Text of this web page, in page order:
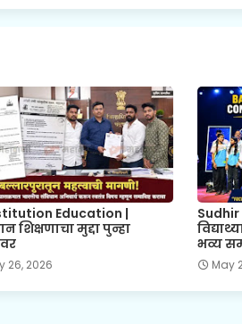
Education |
शिक्षणाचा मुद्दा पुन्हा
26, 2026
भव्य
May